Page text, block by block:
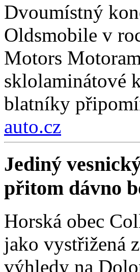
Dvoumístný
Oldsmobile v
Motors
sklolaminátové
blatníky
auto.cz
Jediný
přitom dávno
Horská obec
jako vystřižená
výhledy na